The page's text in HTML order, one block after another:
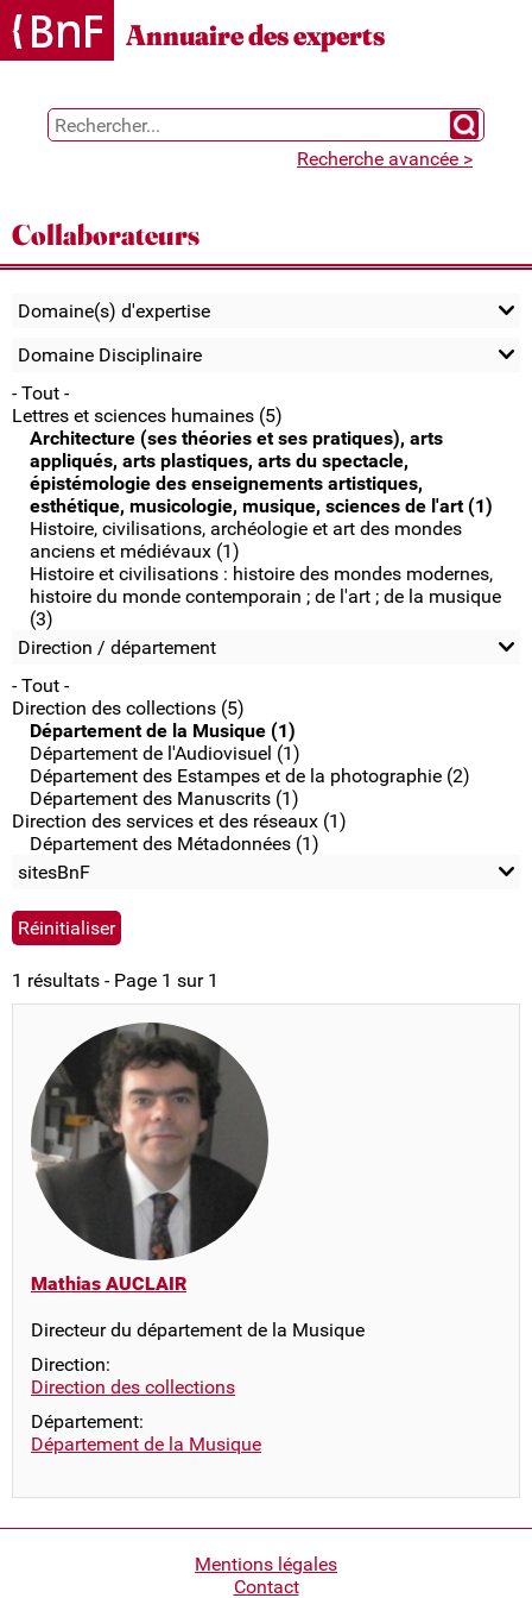
Gestion des cookies
Annuaire des experts
Chercher
Recherche avancée >
Collaborateurs
Domaine(s) d'expertise
Domaine Disciplinaire
- Tout -
Lettres et sciences humaines (5)
Architecture (ses théories et ses pratiques), arts
appliqués, arts plastiques, arts du spectacle,
épistémologie des enseignements artistiques,
esthétique, musicologie, musique, sciences de l'art (1)
Histoire, civilisations, archéologie et art des mondes
anciens et médiévaux (1)
Histoire et civilisations : histoire des mondes modernes,
histoire du monde contemporain ; de l'art ; de la musique
(3)
Direction / département
- Tout -
Direction des collections (5)
Département de la Musique (1)
Département de l'Audiovisuel (1)
Département des Estampes et de la photographie (2)
Département des Manuscrits (1)
Direction des services et des réseaux (1)
Département des Métadonnées (1)
sitesBnF
1 résultats - Page 1 sur 1
Mathias AUCLAIR
Directeur du département de la Musique
Direction:
Direction des collections
Département:
Département de la Musique
Mentions légales
Contact